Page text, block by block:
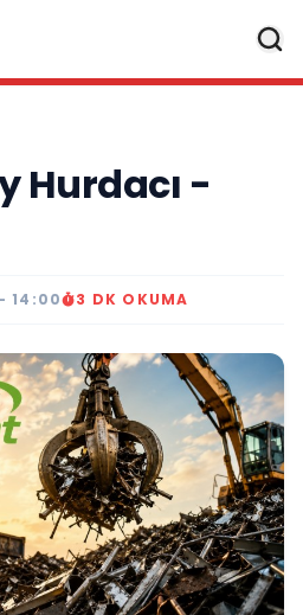
Hurdacı -
14:00 3 DK OKUMA